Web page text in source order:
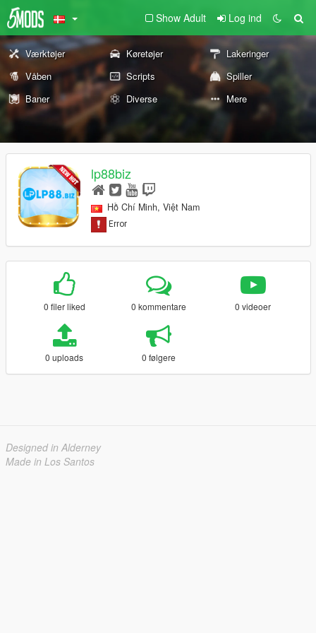
Show Adult Log ind
Værktøjer Køretøjer
Lakeringer
Våben
Scripts
Spiller
Baner
Diverse Mere
lp88biz
Hồ Chí Minh, Việt Nam
0 filer liked 0 kommentare 0 videoer
0 uploads 0 følgere
Designed in Alderney
Made in Los Santos